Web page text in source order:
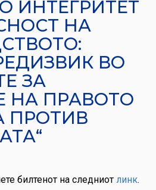
ИНТЕГРИТЕТ
НА
ВО
ЗА
НА ПРАВОТО
ПРОТИВ
билтенот на следниот линк.